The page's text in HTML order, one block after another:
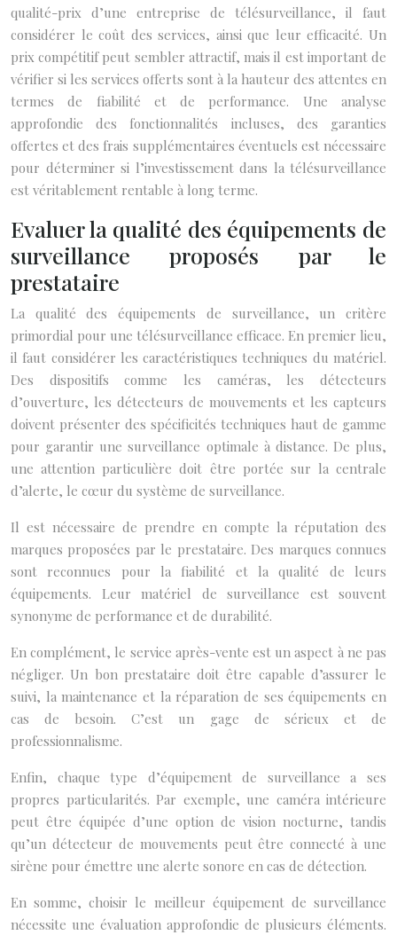
qualité-prix d’une entreprise de télésurveillance, il faut
considérer le coût des services, ainsi que leur efficacité. Un
prix compétitif peut sembler attractif, mais il est important de
vérifier si les services offerts sont à la hauteur des attentes en
termes de fiabilité et de performance. Une analyse
approfondie des fonctionnalités incluses, des garanties
offertes et des frais supplémentaires éventuels est nécessaire
pour déterminer si l’investissement dans la télésurveillance
est véritablement rentable à long terme.
Evaluer la qualité des équipements de
surveillance proposés par le
prestataire
La qualité des équipements de surveillance, un critère
primordial pour une télésurveillance efficace. En premier lieu,
il faut considérer les caractéristiques techniques du matériel.
Des dispositifs comme les caméras, les détecteurs
d’ouverture, les détecteurs de mouvements et les capteurs
doivent présenter des spécificités techniques haut de gamme
pour garantir une surveillance optimale à distance. De plus,
une attention particulière doit être portée sur la centrale
d’alerte, le cœur du système de surveillance.
Il est nécessaire de prendre en compte la réputation des
marques proposées par le prestataire. Des marques connues
sont reconnues pour la fiabilité et la qualité de leurs
équipements. Leur matériel de surveillance est souvent
synonyme de performance et de durabilité.
En complément, le service après-vente est un aspect à ne pas
négliger. Un bon prestataire doit être capable d’assurer le
suivi, la maintenance et la réparation de ses équipements en
cas de besoin. C’est un gage de sérieux et de
professionnalisme.
Enfin, chaque type d’équipement de surveillance a ses
propres particularités. Par exemple, une caméra intérieure
peut être équipée d’une option de vision nocturne, tandis
qu’un détecteur de mouvements peut être connecté à une
sirène pour émettre une alerte sonore en cas de détection.
En somme, choisir le meilleur équipement de surveillance
nécessite une évaluation approfondie de plusieurs éléments.